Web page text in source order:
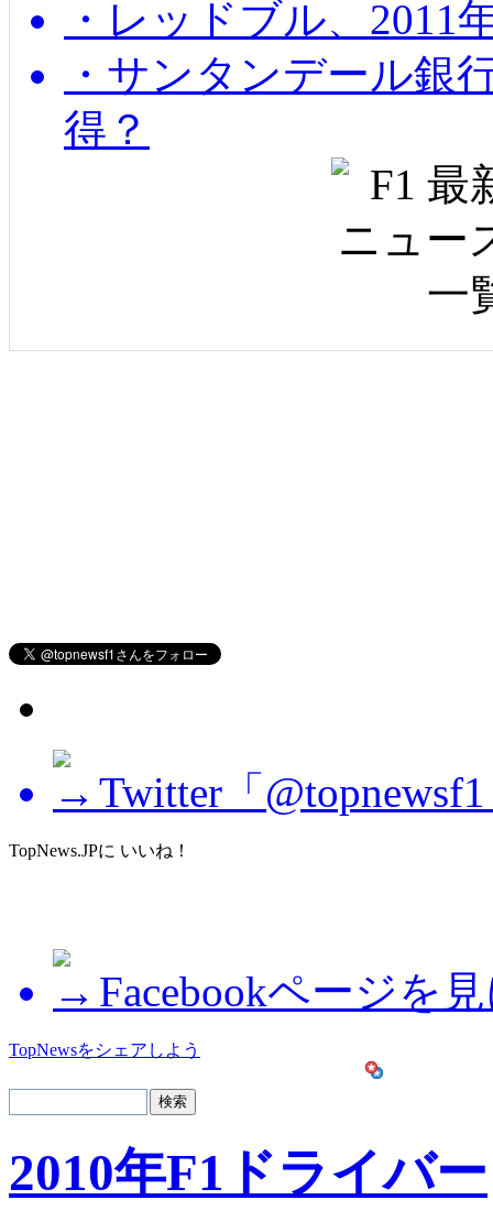
・レッドブル、2011
・サンタンデール銀
得？
Twitter「
TopNews.JPに いいね！
Facebookページを
TopNewsをシェアしよう
2010年F1ドライバー